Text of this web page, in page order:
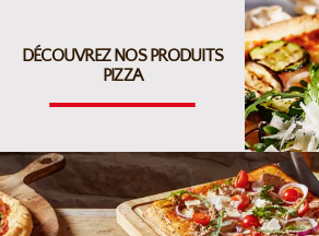
DÉCOUVREZ NOS PRODUITS
PIZZA